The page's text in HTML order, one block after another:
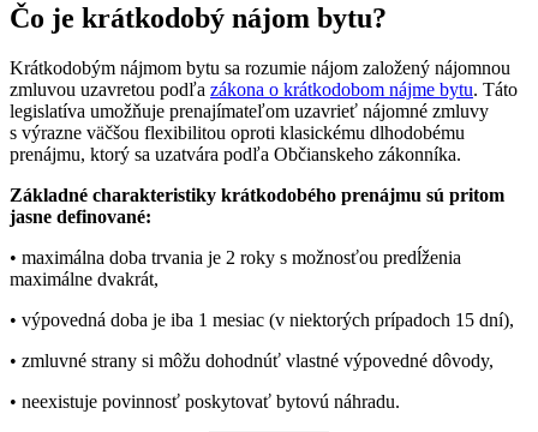
Čo je krátkodobý nájom bytu?
Krátkodobým nájmom bytu sa rozumie nájom založený nájomnou
zmluvou uzavretou podľa zákona o krátkodobom nájme bytu. Táto
legislatíva umožňuje prenajímateľom uzavrieť nájomné zmluvy
s výrazne väčšou flexibilitou oproti klasickému dlhodobému
prenájmu, ktorý sa uzatvára podľa Občianskeho zákonníka.
Základné charakteristiky krátkodobého prenájmu sú pritom
jasne definované:
• maximálna doba trvania je 2 roky s možnosťou predĺženia
maximálne dvakrát,
• výpovedná doba je iba 1 mesiac (v niektorých prípadoch 15 dní),
• zmluvné strany si môžu dohodnúť vlastné výpovedné dôvody,
• neexistuje povinnosť poskytovať bytovú náhradu.